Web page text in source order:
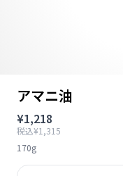
アマニ油
¥1,218
税込¥1,315
170g